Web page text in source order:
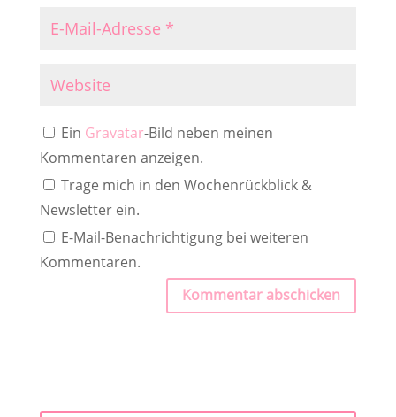
Ein Gravatar-Bild neben meinen
Kommentaren anzeigen.
Trage mich in den Wochenrückblick &
Newsletter ein.
E-Mail-Benachrichtigung bei weiteren
Kommentaren.
Kommentar abschicken